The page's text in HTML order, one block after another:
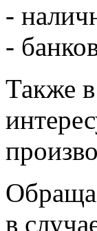
-
-
Также
в